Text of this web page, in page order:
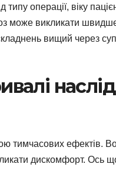
операції, віку
може викликати
вищий через
тимчасових ефектів.
дискомфорт. Ось